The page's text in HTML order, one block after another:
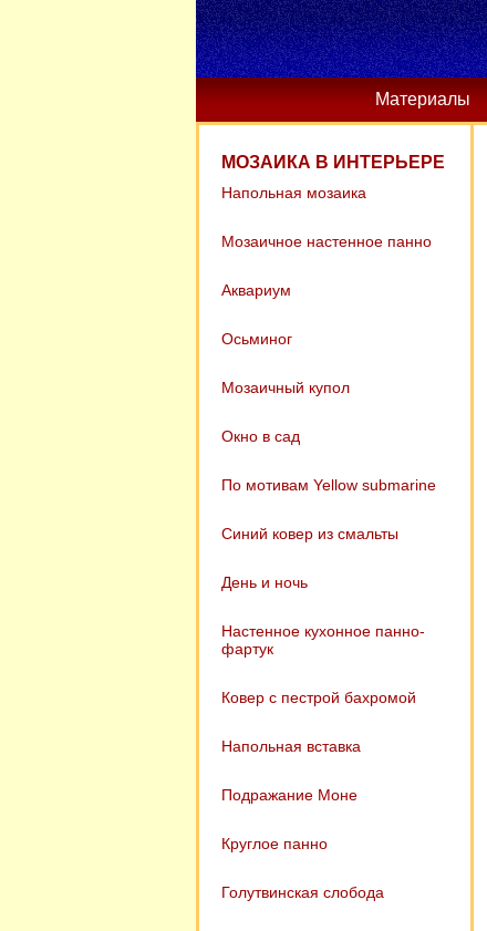
Материалы
МОЗАИКА В ИНТЕРЬЕРЕ
Напольная мозаика
Мозаичное настенное панно
Аквариум
Осьминог
Мозаичный купол
Окно в сад
По мотивам Yellow submarine
Синий ковер из смальты
День и ночь
Настенное кухонное панно-
фартук
Ковер с пестрой бахромой
Напольная вставка
Подражание Моне
Круглое панно
Голутвинская слобода